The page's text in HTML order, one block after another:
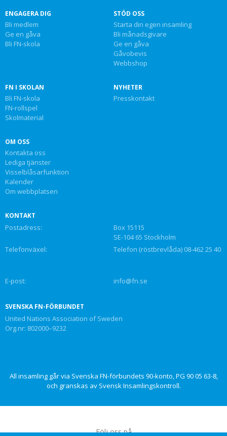
ENGAGERA DIG
Bli medlem
Ge en gåva
Bli FN-skola
STÖD OSS
Starta din egen insamling
Bli månadsgivare
Ge en gåva
Gåvobevis
Webbshop
FN I SKOLAN
Bli FN-skola
FN-rollspel
Skolmaterial
NYHETER
Presskontakt
OM OSS
Kontakta oss
Lediga tjänster
Visselblåsarfunktion
Kalender
Om webbplatsen
KONTAKT
Postadress:
Box 15115
SE-104 65 Stockholm
Telefonväxel:
Telefon (röstbrevlåda) 08-462 25 40
E-post: info@fn.se
SVENSKA FN-FÖRBUNDET
United Nations Association of Sweden
Org.nr: 802000–9232
All insamling går via Svenska FN-förbundets 90-konto, PG 90 05 63-8,
och granskas av Svensk Insamlingskontroll.
Följ oss på